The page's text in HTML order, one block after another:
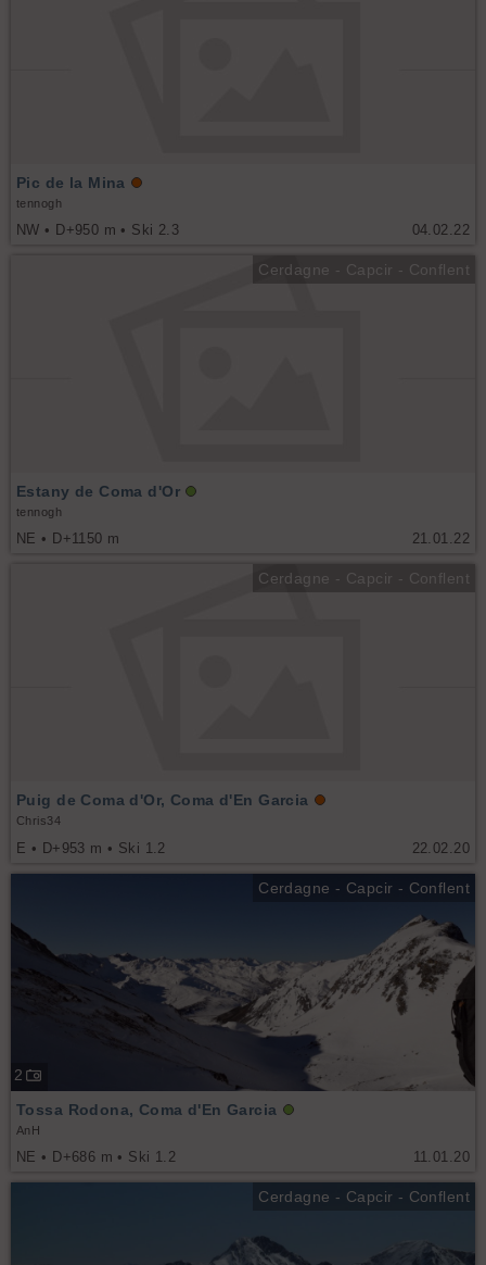
04.02.22
Pic de la Mina
tennogh
NW • D+950 m • Ski 2.3
Cerdagne - Capcir - Conflent
21.01.22
Estany de Coma d'Or
tennogh
NE • D+1150 m
Cerdagne - Capcir - Conflent
22.02.20
Puig de Coma d'Or, Coma d'En Garcia
Chris34
E • D+953 m • Ski 1.2
Cerdagne - Capcir - Conflent
2
11.01.20
Tossa Rodona, Coma d'En Garcia
AnH
NE • D+686 m • Ski 1.2
Cerdagne - Capcir - Conflent